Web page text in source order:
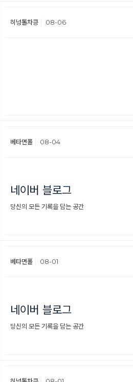
히넝톨차킁 08-06
베타면폴 08-04
네이버 블로그
당신의 모든 기록을 담는 공간
베타면폴 08-01
네이버 블로그
당신의 모든 기록을 담는 공간